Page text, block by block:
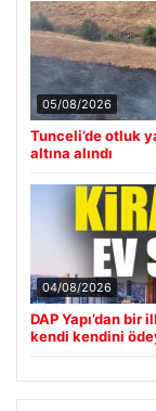
05/08/2026
Tunceli’de otluk
altına alındı
04/08/2026
DAP Yapı’dan
kendi kendini